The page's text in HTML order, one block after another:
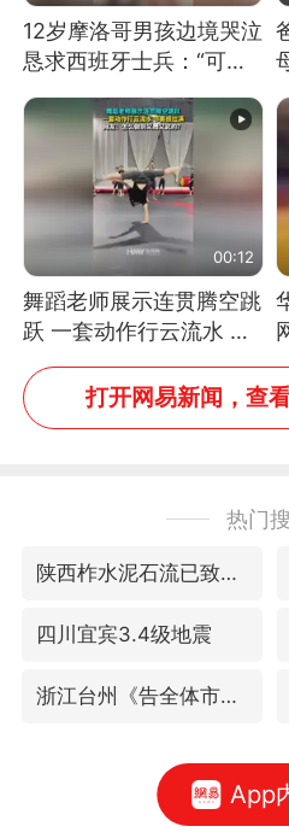
12岁摩洛哥男孩边境哭泣
恳求西班牙士兵：“可不
00:12
舞蹈老师展示连贯腾空跳
跃 一套动作行云流水 节
奏感拉满 网友：怎么做
到又舞又武的？
打开网易新闻，查
热门
陕西柞水泥石流已致2死 仍有1人失联
四川宜宾3.4级地震
浙江台州《告全体市民书》
App